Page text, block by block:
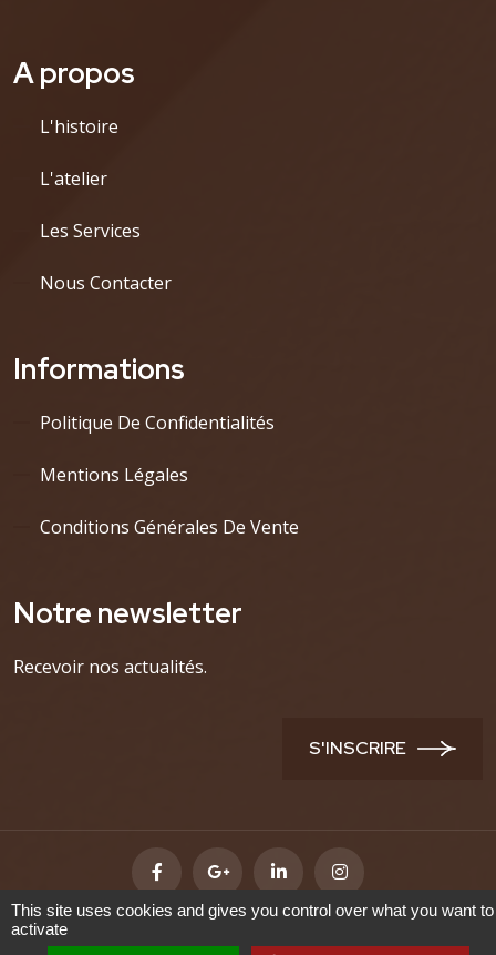
A propos
L'histoire
L'atelier
Les Services
Nous Contacter
Informations
Politique De Confidentialités
Mentions Légales
Conditions Générales De Vente
Notre newsletter
Recevoir nos actualités.
S'INSCRIRE
Maroquinerie du Sablon -
This site uses cookies and gives you control over what you want to
activate